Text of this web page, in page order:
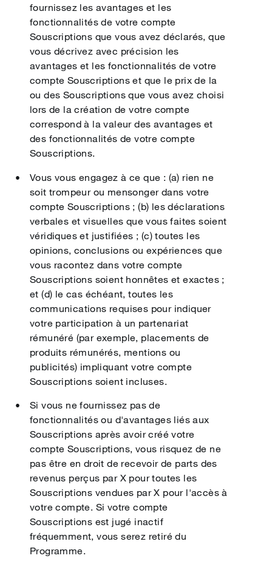
fournissez les avantages et les
fonctionnalités de votre compte
Souscriptions que vous avez déclarés, que
vous décrivez avec précision les
avantages et les fonctionnalités de votre
compte Souscriptions et que le prix de la
ou des Souscriptions que vous avez choisi
lors de la création de votre compte
correspond à la valeur des avantages et
des fonctionnalités de votre compte
Souscriptions.
Vous vous engagez à ce que : (a) rien ne
soit trompeur ou mensonger dans votre
compte Souscriptions ; (b) les déclarations
verbales et visuelles que vous faites soient
véridiques et justifiées ; (c) toutes les
opinions, conclusions ou expériences que
vous racontez dans votre compte
Souscriptions soient honnêtes et exactes ;
et (d) le cas échéant, toutes les
communications requises pour indiquer
votre participation à un partenariat
rémunéré (par exemple, placements de
produits rémunérés, mentions ou
publicités) impliquant votre compte
Souscriptions soient incluses.
Si vous ne fournissez pas de
fonctionnalités ou d'avantages liés aux
Souscriptions après avoir créé votre
compte Souscriptions, vous risquez de ne
pas être en droit de recevoir de parts des
revenus perçus par X pour toutes les
Souscriptions vendues par X pour l'accès à
votre compte. Si votre compte
Souscriptions est jugé inactif
fréquemment, vous serez retiré du
Programme.